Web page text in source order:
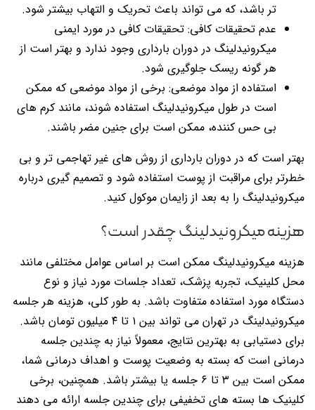
تر باشد، که می تواند باعث تحریک و التهاب بیشتر شود.
عدم تحقیقات کافی: تحقیقات کافی در مورد ایمنی
میکرونیدلینگ در دوران بارداری وجود ندارد و بهتر است از
هر گونه ریسک جلوگیری شود.
استفاده از مواد موضعی: برخی از مواد موضعی که ممکن
است در طول میکرونیدلینگ استفاده شوند، مانند کرم های
بی حس کننده، ممکن است برای جنین مضر باشند.
بهتر است که در دوران بارداری از روش های غیر تهاجمی تر و بی
خطرتر برای مراقبت از پوست استفاده شود و تصمیم گیری درباره
میکرونیدلینگ را به بعد از زایمان موکول کنید.
هزینه میکرونیدلینگ چقدر است؟
هزینه میکرونیدلینگ ممکن است بر اساس عوامل مختلفی مانند
محل کلینیک، تجربه پزشک، تعداد جلسات مورد نیاز و نوع
دستگاه مورد استفاده متفاوت باشد. به طور کلی، هزینه هر جلسه
میکرونیدلینگ در تهران می تواند بین ۱ تا ۴ میلیون تومان باشد.
برای دستیابی به بهترین نتایج، معمولاً نیاز به چندین جلسه
درمانی است که بسته به وضعیت پوست و اهداف درمانی شما،
ممکن است بین ۳ تا ۶ جلسه یا بیشتر باشد. همچنین، برخی
کلینیک ها بسته های تخفیفی برای چندین جلسه ارائه می دهند